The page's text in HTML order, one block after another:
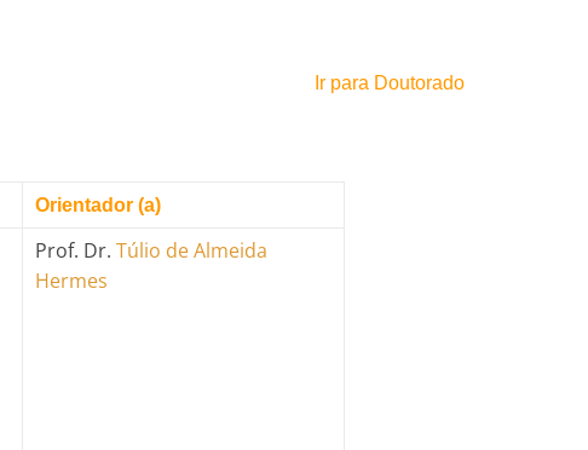
Ir para Doutorado
Orientador (a)
Prof. Dr.Túlio de Almeida
Hermes